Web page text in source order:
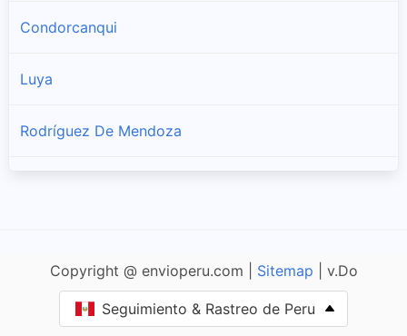
Condorcanqui
Luya
Rodríguez De Mendoza
Copyright @ envioperu.com | Sitemap | v.Do
Seguimiento & Rastreo de Peru